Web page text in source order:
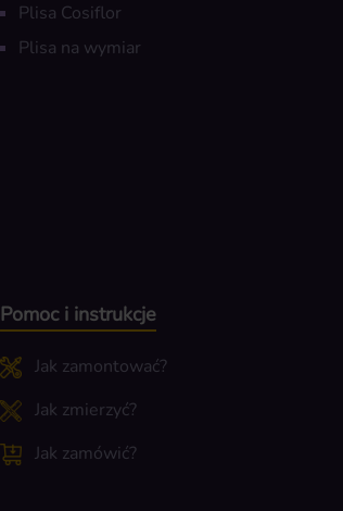
Plisa Cosiflor
Plisa na wymiar
Pomoc i instrukcje
Jak zamontować?
Jak zmierzyć?
Jak zamówić?